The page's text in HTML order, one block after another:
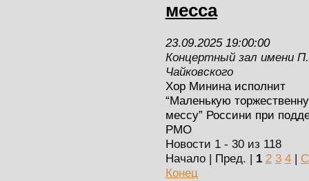
месса
23.09.2025 19:00:00
Концертный зал имени
Чайковского
Хор Минина исполнит
“Маленькую
мессу” Россини при
РМО
Новости 1 - 30 из 118
Начало | Пред. | 1 2 3 4|
Конец